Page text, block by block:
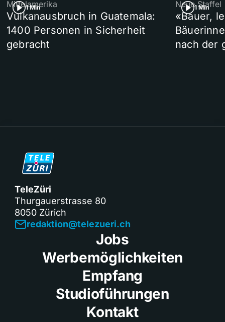
1 Min
Mittelamerika
Vulkanausbruch in Guatemala:
1400 Personen in Sicherheit
gebracht
1 Min
Neue Staffel
«Bauer,
nach der
TeleZüri
Thurgauerstrasse 80
8050 Zürich
redaktion@telezueri.ch
Jobs
Werbemöglichkeiten
Empfang
Studioführungen
Kontakt